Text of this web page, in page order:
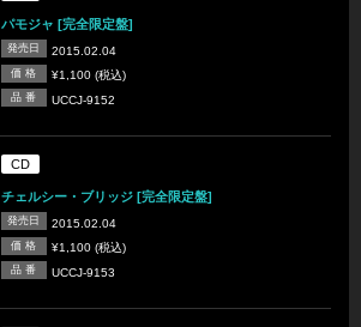
パモジャ [完全限定盤]
発売日 2015.02.04
価 格 ¥1,100 (税込)
品 番 UCCJ-9152
CD
チェルシー・ブリッジ [完全限定盤]
発売日 2015.02.04
価 格 ¥1,100 (税込)
品 番 UCCJ-9153